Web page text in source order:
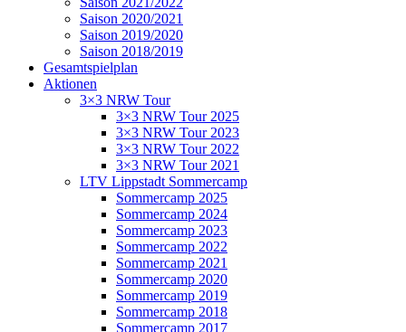
Saison 2020/2021
Saison 2019/2020
Saison 2018/2019
Gesamtspielplan
Aktionen
3×3 NRW Tour
3×3 NRW Tour 2025
3×3 NRW Tour 2023
3×3 NRW Tour 2022
3×3 NRW Tour 2021
LTV Lippstadt Sommercamp
Sommercamp 2025
Sommercamp 2024
Sommercamp 2023
Sommercamp 2022
Sommercamp 2021
Sommercamp 2020
Sommercamp 2019
Sommercamp 2018
Sommercamp 2017